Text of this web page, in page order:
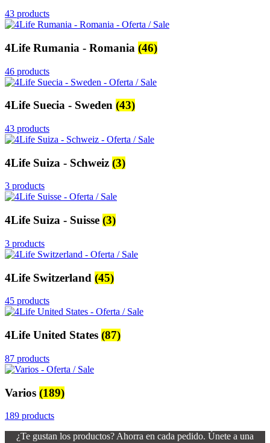
43 products
4Life Rumania - Romania (46)
46 products
4Life Suecia - Sweden (43)
43 products
4Life Suiza - Schweiz (3)
3 products
4Life Suiza - Suisse (3)
3 products
4Life Switzerland (45)
45 products
4Life United States (87)
87 products
Varios (189)
189 products
¿Te gustan los productos? Ahorra en cada pedido. Únete a una